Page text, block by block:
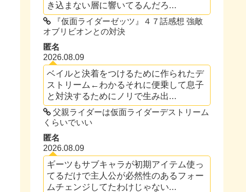
き込まない層に響いてるんだろ...
『仮面ライダーゼッツ』４７話感想 強敵
オブリビオンとの対決
匿名
2026.08.09
ベイルと決着をつけるために作られたデ
ストリーム←わかるそれに便乗して息子
と対決するためにノリで生み出...
父親ライダーは仮面ライダーデストリーム
くらいでいい
匿名
2026.08.09
ギーツもサブキャラが初期アイテム使っ
てるだけで主人公が必然性のあるフォー
ムチェンジしてたわけじゃない...